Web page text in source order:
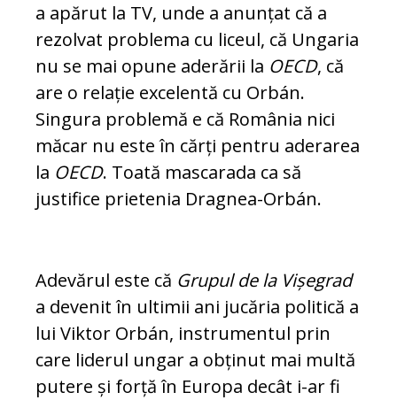
a apărut la TV, unde a anunțat că a
rezol­vat problema cu liceul, că Ungaria
nu se mai opune aderării la OECD, că
are o relație ex­celentă cu Orbán.
Singura problemă e că Ro­mâ­nia nici
măcar nu este în cărți pentru ade­rarea
la OECD. Toată mascarada ca să
justifice prietenia Dragnea-Orbán.
Adevărul este că Grupul de la Vișegrad
a de­ve­nit în ultimii ani jucăria politică a
lui Viktor Orbán, instrumentul prin
care liderul ungar a obținut mai multă
putere și forță în Europa de­cât i-ar fi